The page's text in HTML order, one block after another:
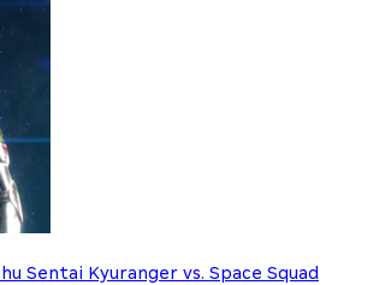
Sentai Kyuranger vs. Space Squad